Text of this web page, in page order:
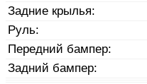
Задние крылья:
Руль:
Передний бампер:
Задний бампер: